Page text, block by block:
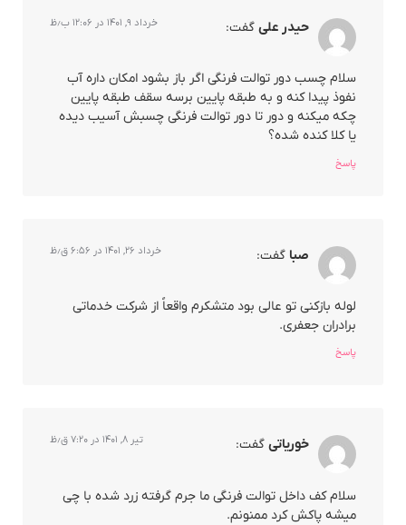
حیدر علی گفت: خرداد ۹, ۱۴۰۱ در ۱۲:۰۶ ب٫ظ
سلام چسب دور توالت فرنگی اگر باز بشود امکان داره آب
نفوذ پیدا کنه و به طبقه پایین برسه سقف طبقه پایین
چکه میکنه و دور تا دور توالت فرنگی چسبش آسیب دیده
یا کلا کنده شده؟
پاسخ
صبا گفت: خرداد ۲۶, ۱۴۰۱ در ۶:۵۶ ق٫ظ
لوله بازکنی تو عالی بود متشکرم واقعاً از شرکت خدماتی
برادران جعفری.
پاسخ
خوریاتی گفت: تیر ۸, ۱۴۰۱ در ۷:۲۰ ق٫ظ
سلام کف داخل توالت فرنگی ما جرم گرفته زرد شده با چی
میشه پاکش کرد ممنونم.